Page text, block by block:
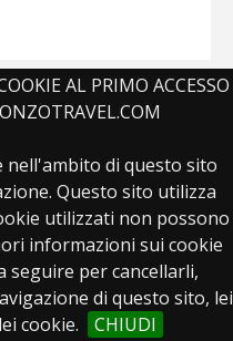
AL PRIMO ACCESSO
nell'ambito di questo sito
Questo sito utilizza
utilizzati non possono
informazioni sui cookie
seguire per cancellarli,
di questo sito, lei
cookie.
CHIUDI
regione di